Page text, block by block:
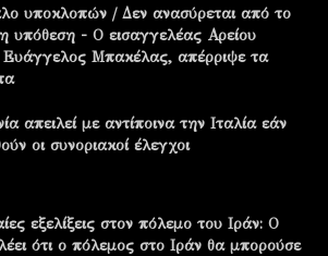
υποκλοπών / Δεν ανασύρεται από το
υπόθεση - Ο εισαγγελέας Αρείου
Μπακέλας, απέρριψε τα
απειλεί με αντίποινα την Ιταλία εάν
οι συνοριακοί έλεγχοι
εξελίξεις στον πόλεμο του Ιράν: Ο
ότι ο πόλεμος στο Ιράν θα μπορούσε